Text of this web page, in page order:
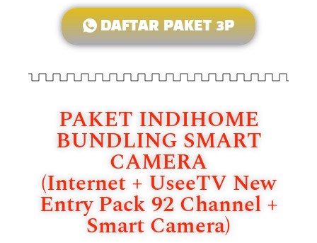
DAFTAR PAKET 3P
PAKET INDIHOME
BUNDLING SMART
CAMERA
(Internet + UseeTV New
Entry Pack 92 Channel +
Smart Camera)